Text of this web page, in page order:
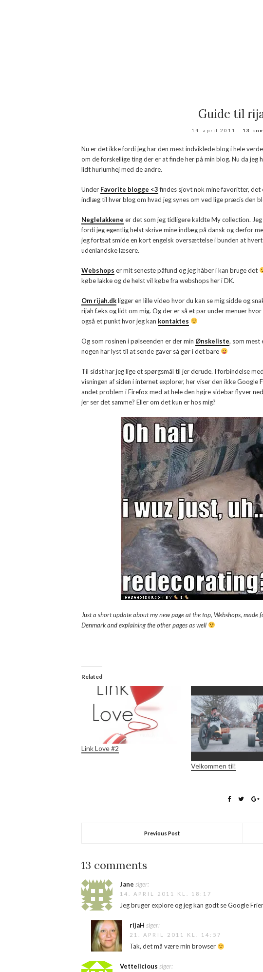
Guide til
14. april 2011 13
Nu er det ikke fordi jeg har den mest indviklede blog i hele
om de forskellige ting der er at finde her på min blog. Nu da
lidt hurlumhej med de andre.
Under Favorite blogge <3findes sjovt nok mine favoritter, det
indlæg til hver blog om hvad jeg synes om ved lige præcis den
Neglelakkene er det som jeg tidligere kaldte My collection.
fordi jeg egentlig helst skrive mine indlæg på dansk og derfor
jeg fortsat smide en kort engelsk oversættelse i bunden at
udenlandske læsere.
Webshops er mit seneste påfund og jeg håber i kan bruge det
købe lakke og de helst vil købe fra webshops her i DK.
Om rijah.dkligger en lille video hvor du kan se mig sidde og
rijah f.eks og lidt om mig. Og der er så et par under menuer
også et punkt hvor jeg kan kontaktes
Og som rosinen i pølseenden er der min Ønskeliste, som mest
nogen har lyst til at sende gaver så gør i det bare
Til sidst har jeg lige et spørgsmål til jer derude. I forbindelse
visningen af siden i internet explorer, her viser den ikke Google
andet problem i Firefox med at hele den højre sidebar flyver
jer ser det samme? Eller om det kun er hos mig?
Just a short update about my new page at the top, Webshops,
Denmark and explaining the other pages as well
Related
Link Love #2
Velkommen til!
Previous Post
13 comments
Jane siger:
14. APRIL 2011 KL. 18:17
Jeg bruger explore og jeg kan godt se Google
rijaH siger:
21. APRIL 2011 KL. 14:57
Tak, det må være min browser
Vettelicious siger: